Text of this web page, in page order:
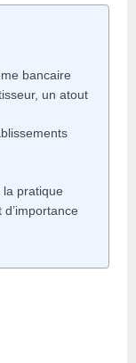
bancaire
un atout
la pratique